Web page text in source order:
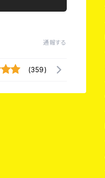
通報する
(359)